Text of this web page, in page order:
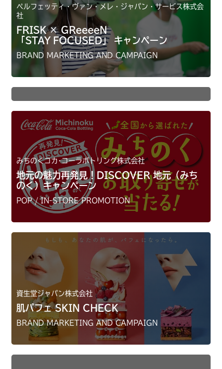
ペルフェッティ・ヴァン・メレ・ジャパン・サービス株式会
社
FRISK × GReeeeN
「STAY FOCUSED」 キャンペーン
BRAND MARKETING AND CAMPAIGN
CCCMKホールディングス株式会社
はじめの１ポのTポイント
キャンペーン
BRAND MARKETING AND CAMPAIGN
みちのくコカ･コーラボトリング株式会社
地元の魅力再発見！DISCOVER 地元（みち
のく）キャンペーン
POP / IN-STORE PROMOTION
資生堂ジャパン株式会社
肌パフェ SKIN CHECK
BRAND MARKETING AND CAMPAIGN